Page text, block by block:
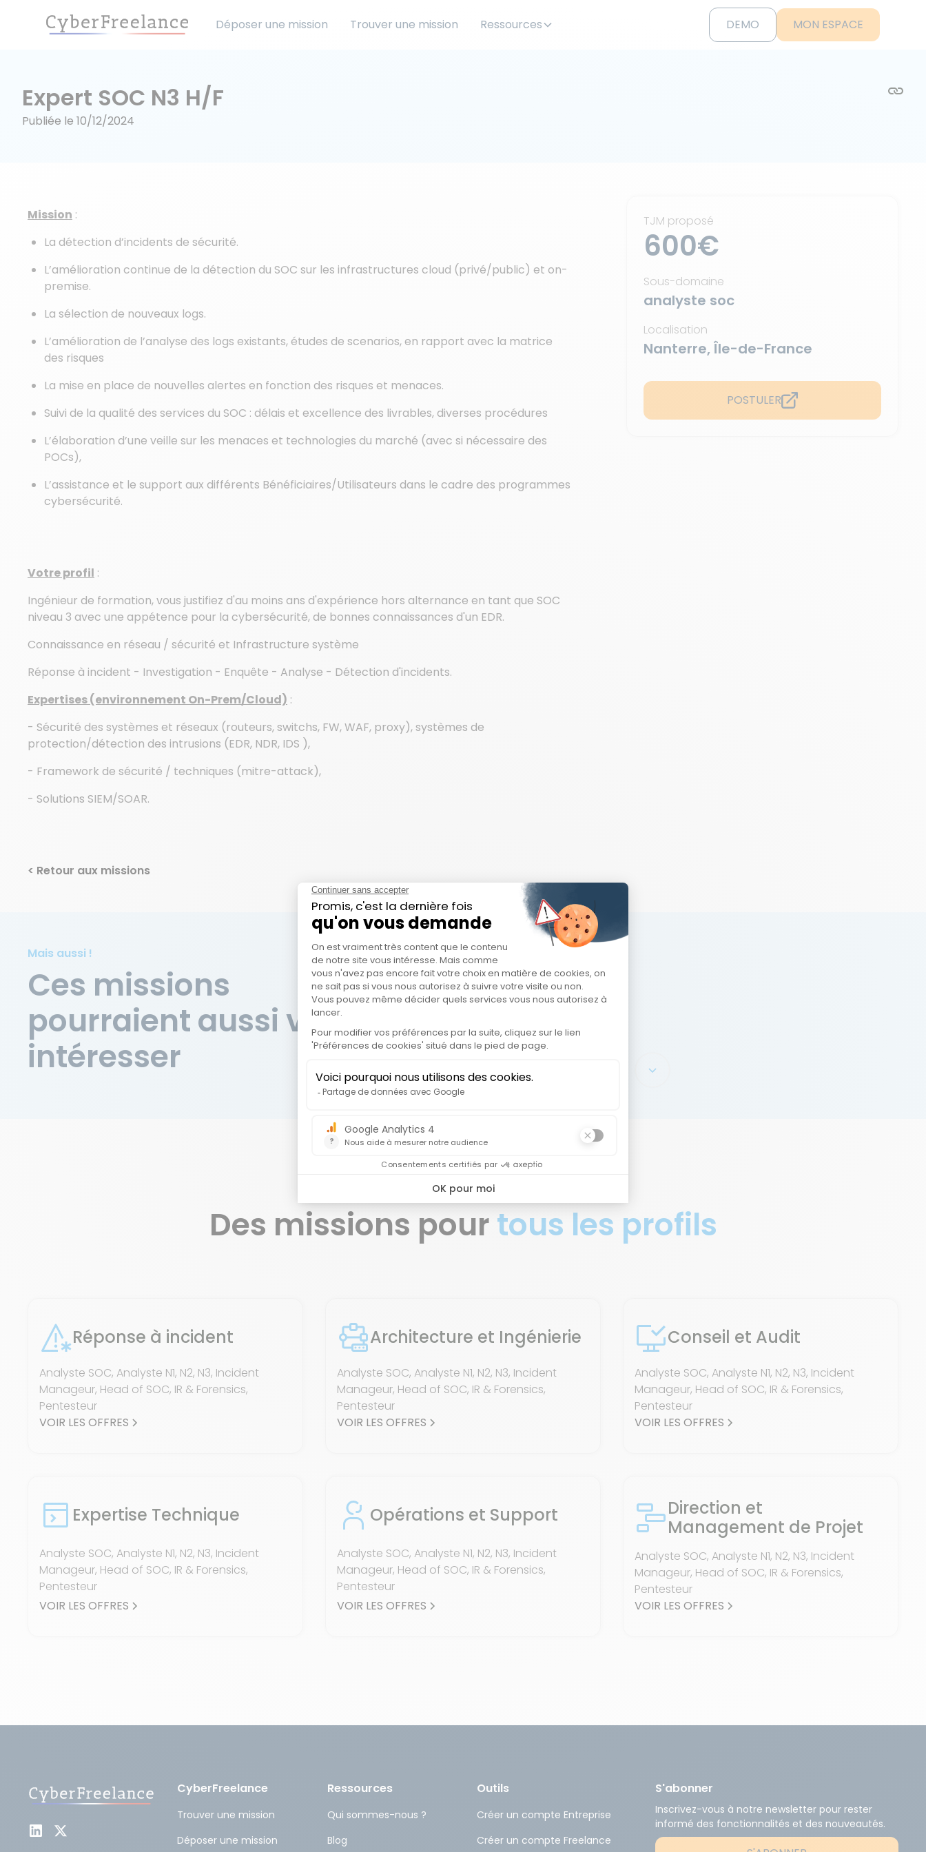
Déposer une mission Trouver une mission Ressources DEMO MON ESPACE
Expert SOC N3 H/F
Publiée le 10/12/2024
Mission :
La détection d’incidents de sécurité.
L’amélioration continue de la détection du SOC sur les infrastructures cloud (privé/public) et on-
premise.
La sélection de nouveaux logs.
L’amélioration de l’analyse des logs existants, études de scenarios, en rapport avec la matrice
des risques
La mise en place de nouvelles alertes en fonction des risques et menaces.
Suivi de la qualité des services du SOC : délais et excellence des livrables, diverses procédures
L’élaboration d’une veille sur les menaces et technologies du marché (avec si nécessaire des
POCs),
L’assistance et le support aux différents Bénéficiaires/Utilisateurs dans le cadre des programmes
cybersécurité.
Votre profil :
Ingénieur de formation, vous justifiez d'au moins ans d'expérience hors alternance en tant que SOC
niveau 3 avec une appétence pour la cybersécurité, de bonnes connaissances d'un EDR.
Connaissance en réseau / sécurité et Infrastructure système
Réponse à incident - Investigation - Enquête - Analyse - Détection d'incidents.
Expertises (environnement On-Prem/Cloud) :
- Sécurité des systèmes et réseaux (routeurs, switchs, FW, WAF, proxy), systèmes de
protection/détection des intrusions (EDR, NDR, IDS ),
- Framework de sécurité / techniques (mitre-attack),
- Solutions SIEM/SOAR.
TJM proposé
600€
Sous-domaine
analyste soc
Localisation
Nanterre, Île-de-France
POSTULER
< Retour aux missions
Mais aussi !
Ces missions
pourraient aussi vous
intéresser
Des missions pourtous les profils
Réponse à incident
Analyste SOC, Analyste N1, N2, N3, Incident
Manageur, Head of SOC, IR & Forensics,
Pentesteur
VOIR LES OFFRES
Architecture et Ingénierie
Analyste SOC, Analyste N1, N2, N3, Incident
Manageur, Head of SOC, IR & Forensics,
Pentesteur
VOIR LES OFFRES
Conseil et Audit
Analyste SOC, Analyste N1, N2, N3, Incident
Manageur, Head of SOC, IR & Forensics,
Pentesteur
VOIR LES OFFRES
Expertise Technique
Analyste SOC, Analyste N1, N2, N3, Incident
Manageur, Head of SOC, IR & Forensics,
Pentesteur
VOIR LES OFFRES
Opérations et Support
Analyste SOC, Analyste N1, N2, N3, Incident
Manageur, Head of SOC, IR & Forensics,
Pentesteur
VOIR LES OFFRES
Direction et
Management de Projet
Analyste SOC, Analyste N1, N2, N3, Incident
Manageur, Head of SOC, IR & Forensics,
Pentesteur
VOIR LES OFFRES
CyberFreelance
Trouver une mission
Déposer une mission
Ressources
Qui sommes-nous ?
Blog
Outils
Créer un compte Entreprise
Créer un compte Freelance
S'abonner
Inscrivez-vous à notre newsletter pour rester
informé des fonctionnalités et des nouveautés.